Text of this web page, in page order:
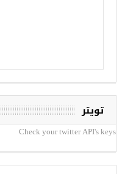
تويتر
Check your twitter API's keys